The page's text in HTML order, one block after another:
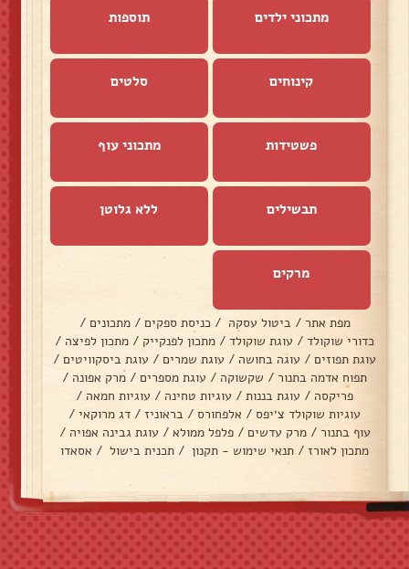
מתכוני ילדים תוספות
קינוחים סלטים
פשטידות מתכוני עוף
תבשילים ללא גלוטן
מרקים
מפת אתר / ביטול עסקה / כניסת ספקים / מתכונים /
כדורי שוקולד / עוגת שוקולד / מתכון לפנקייק / מתכון לפיצה /
עוגת תפוזים / עוגה בחושה / עוגת שמרים / עוגת ביסקוויטים /
תפוח אדמה בתנור / שקשוקה / עוגת מספרים / מרק אפונה /
פריקסה / עוגת בננות / עוגיות טחינה / עוגיות חמאה /
עוגיות שוקולד צ׳יפס / אלפחורס / בראוניז / דג מרוקאי /
עוף בתנור / מרק עדשים / פלפל ממולא / עוגת גבינה אפויה /
מתכון לאורז / תנאי שימוש - תקנון / תכנית בישול / אסאדו